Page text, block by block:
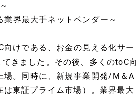
大手ネットベンダー～
けである、お金の見える化サー
きました。その後、多くのtoC向
。同時に、新規事業開発/M＆A
東証プライム市場）。業界最大